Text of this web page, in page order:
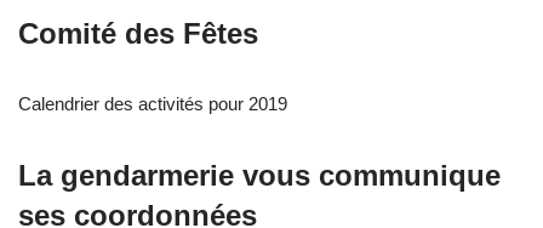
Comité des Fêtes
Calendrier des activités pour 2019
La gendarmerie vous communique
ses coordonnées